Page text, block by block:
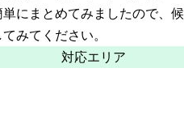
にまとめてみましたので、候
みてください。
対応エリア